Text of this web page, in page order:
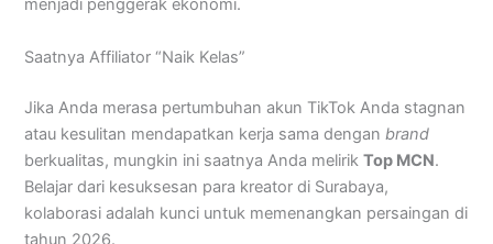
menjadi penggerak ekonomi.
Saatnya Affiliator “Naik Kelas”
Jika Anda merasa pertumbuhan akun TikTok Anda stagnan
atau kesulitan mendapatkan kerja sama denganbrand
berkualitas, mungkin ini saatnya Anda melirikTop MCN.
Belajar dari kesuksesan para kreator di Surabaya,
kolaborasi adalah kunci untuk memenangkan persaingan di
tahun 2026.